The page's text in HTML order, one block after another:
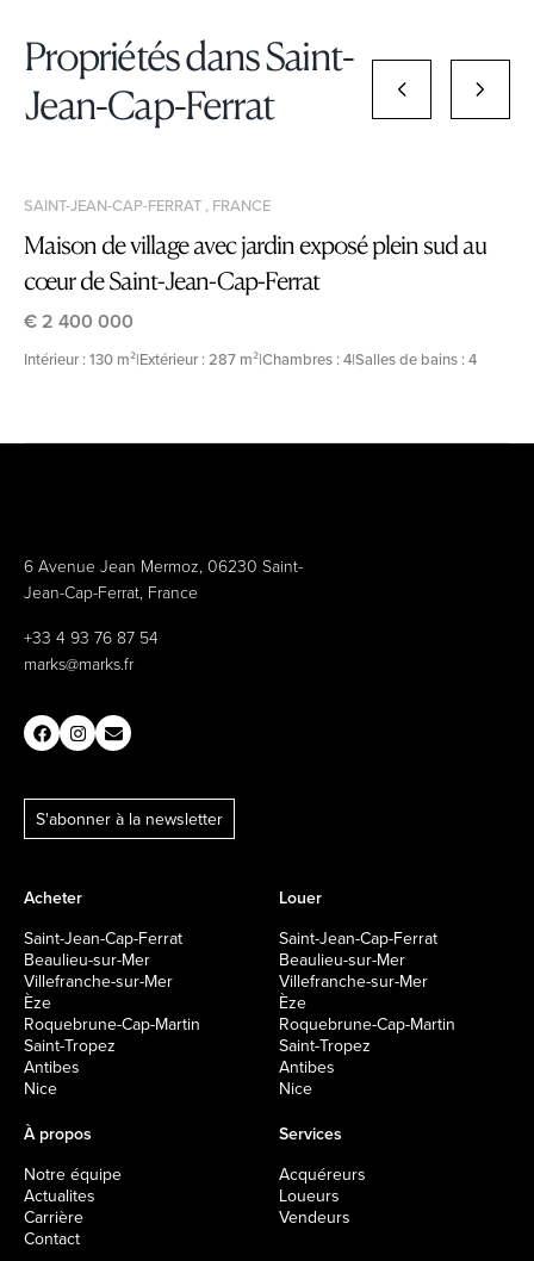
Propriétés dans Saint-
Jean-Cap-Ferrat
SAINT-JEAN-CAP-FERRAT , FRANCE
Maison de village avec jardin exposé plein sud au
cœur de Saint-Jean-Cap-Ferrat
€ 2 400 000
Intérieur : 130 m²|Extérieur : 287 m²|Chambres : 4|Salles de bains : 4
6 Avenue Jean Mermoz, 06230 Saint-
Jean-Cap-Ferrat, France
+33 4 93 76 87 54
marks@marks.fr
S'abonner à la newsletter
Acheter
Saint-Jean-Cap-Ferrat
Beaulieu-sur-Mer
Villefranche-sur-Mer
Èze
Roquebrune-Cap-Martin
Saint-Tropez
Antibes
Nice
Louer
Saint-Jean-Cap-Ferrat
Beaulieu-sur-Mer
Villefranche-sur-Mer
Èze
Roquebrune-Cap-Martin
Saint-Tropez
Antibes
Nice
À propos
Notre équipe
Actualites
Carrière
Contact
Services
Acquéreurs
Loueurs
Vendeurs